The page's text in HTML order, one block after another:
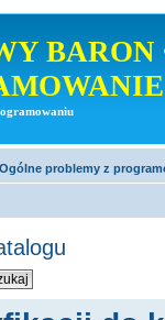
BARON
Ogólne problemy z